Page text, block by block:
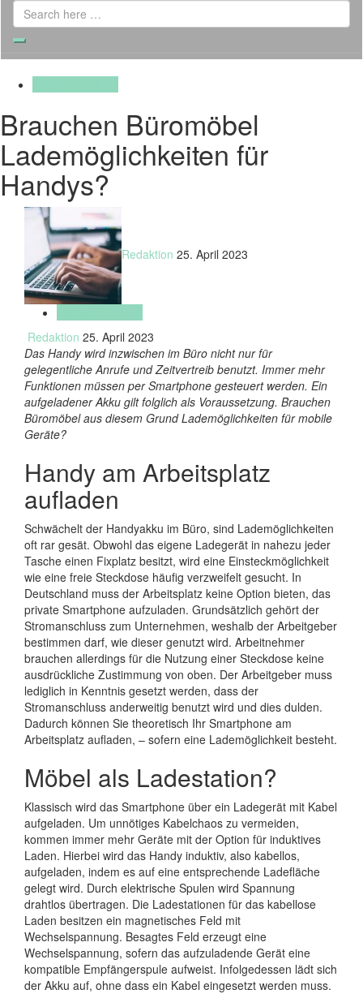
for:
Search
Brauchen Büromöbel
Lademöglichkeiten für
Handys?
Redaktion 25. April 2023
Redaktion 25. April 2023
Das Handy wird inzwischen im Büro nicht nur für
gelegentliche Anrufe und Zeitvertreib benutzt. Immer mehr
Funktionen müssen per Smartphone gesteuert werden. Ein
aufgeladener Akku gilt folglich als Voraussetzung. Brauchen
Büromöbel aus diesem Grund Lademöglichkeiten für mobile
Geräte?
Handy am Arbeitsplatz
aufladen
Schwächelt der Handyakku im Büro, sind Lademöglichkeiten
oft rar gesät. Obwohl das eigene Ladegerät in nahezu jeder
Tasche einen Fixplatz besitzt, wird eine Einsteckmöglichkeit
wie eine freie Steckdose häufig verzweifelt gesucht. In
Deutschland muss der Arbeitsplatz keine Option bieten, das
private Smartphone aufzuladen. Grundsätzlich gehört der
Stromanschluss zum Unternehmen, weshalb der Arbeitgeber
bestimmen darf, wie dieser genutzt wird. Arbeitnehmer
brauchen allerdings für die Nutzung einer Steckdose keine
ausdrückliche Zustimmung von oben. Der Arbeitgeber muss
lediglich in Kenntnis gesetzt werden, dass der
Stromanschluss anderweitig benutzt wird und dies dulden.
Dadurch können Sie theoretisch Ihr Smartphone am
Arbeitsplatz aufladen, – sofern eine Lademöglichkeit besteht.
Möbel als Ladestation?
Klassisch wird das Smartphone über ein Ladegerät mit Kabel
aufgeladen. Um unnötiges Kabelchaos zu vermeiden,
kommen immer mehr Geräte mit der Option für induktives
Laden. Hierbei wird das Handy induktiv, also kabellos,
aufgeladen, indem es auf eine entsprechende Ladefläche
gelegt wird. Durch elektrische Spulen wird Spannung
drahtlos übertragen. Die Ladestationen für das kabellose
Laden besitzen ein magnetisches Feld mit
Wechselspannung. Besagtes Feld erzeugt eine
Wechselspannung, sofern das aufzuladende Gerät eine
kompatible Empfängerspule aufweist. Infolgedessen lädt sich
der Akku auf, ohne dass ein Kabel eingesetzt werden muss.